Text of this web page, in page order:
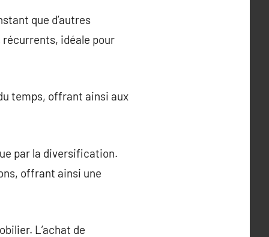
que d’autres
idéale pour
temps, offrant ainsi aux
par la diversification.
offrant ainsi une
L’achat de